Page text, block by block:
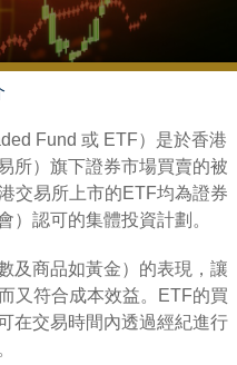
Fund 或 ETF）是於香港
所）旗下證券市場買賣的被
交易所上市的ETF均為證券
）認可的集體投資計劃。
及商品如黃金）的表現，讓
又符合成本效益。ETF的買
在交易時間內透過經紀進行